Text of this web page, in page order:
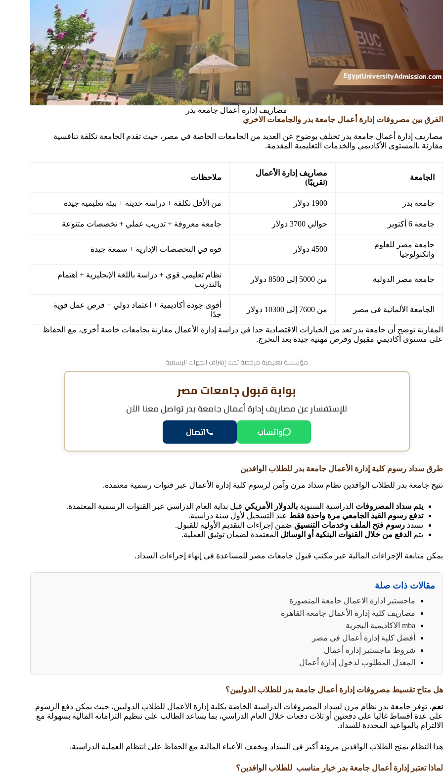
مصاريف إدارة أعمال جامعة بدر
الفرق بين مصروفات إدارة أعمال جامعة بدر والجامعات الاخري
مصاريف إدارة أعمال جامعة بدر تختلف بوضوح عن العديد من الجامعات الخاصة في مصر، حيث تقدم الجامعة تكلفة تنافسية
مقارنة بالمستوى الأكاديمي والخدمات التعليمية المقدمة.
الجامعة
مصاريف إدارة الأعمال
(تقريبًا)
ملاحظات
جامعة بدر 1900 دولار من الأقل تكلفة + دراسة حديثة + بيئة تعليمية جيدة
جامعة 6 أكتوبر حوالي 3700 دولار جامعة معروفة + تدريب عملي + تخصصات متنوعة
جامعة مصر للعلوم
واتكنولوجيا
4500 دولار قوة في التخصصات الإدارية + سمعة جيدة
جامعة مصر الدولية من 5000 إلى 8500 دولار
نظام تعليمي قوي + دراسة باللغة الإنجليزية + اهتمام
بالتدريب
الجامعة الألمانية فى مصر من 7600 إلى 10300 دولار
أقوى جودة أكاديمية + اعتماد دولي + فرص عمل قوية
جدًا
المقارنة توضح أن جامعة بدر تعد من الخيارات الاقتصادية جدا في دراسة إدارة الأعمال مقارنة بجامعات خاصة أخرى، مع الحفاظ
على مستوى أكاديمي مقبول وفرص مهنية جيدة بعد التخرج.
مؤسسة تعليمية مرخصة تحت إشراف الجهات الرسمية
بوابة قبول جامعات مصر
للإستفسار عنمصاريف إدارة أعمال جامعة بدرتواصل معنا الآن
واتساب اتصال
طرق سداد رسوم كلية إدارة الأعمال جامعة بدر للطلاب الوافدين
تتيح جامعة بدر للطلاب الوافدين نظام سداد مرن وآمن لرسوم كلية إدارة الأعمال عبر قنوات رسمية معتمدة.
يتم سداد المصروفات الدراسية السنوية بالدولار الأمريكي قبل بداية العام الدراسي عبر القنوات الرسمية المعتمدة.
تدفع رسوم القيد الجامعي مرة واحدة فقط عند التسجيل لأول سنة دراسية.
تسدد رسوم فتح الملف وخدمات التنسيق ضمن إجراءات التقديم الأولية للقبول.
يتم
الدفع من خلال القنوات البنكية أو الوسائل المعتمدة لضمان توثيق العملية.
يمكن متابعة الإجراءات المالية عبر مكتب قبول جامعات مصر للمساعدة في إنهاء إجراءات السداد.
مقالات ذات صلة
ماجستير ادارة الاعمال جامعة المنصورة
مصاريف كلية إدارة الأعمال جامعة القاهرة
mba الاكاديمية البحرية
أفضل كلية إدارة أعمال في مصر
شروط ماجستير إدارة أعمال
المعدل المطلوب لدخول إدارة أعمال
هل متاح تقسيط مصروفات إدارة أعمال جامعة بدر للطلاب الدوليين؟
نعم، توفر جامعة بدر نظام مرن لسداد المصروفات الدراسية الخاصة بكلية إدارة الأعمال للطلاب الدوليين، حيث يمكن دفع الرسوم
على عدة أقساط غالبا على دفعتين أو ثلاث دفعات خلال العام الدراسي، بما يساعد الطالب على تنظيم التزاماته المالية بسهولة مع
الالتزام بالمواعيد المحددة للسداد.
هذا النظام يمنح الطلاب الوافدين مرونة أكبر في السداد ويخفف الأعباء المالية مع الحفاظ على انتظام العملية الدراسية.
لماذا تعتبر إدارة أعمال جامعة بدر خيار مناسب للطلاب الوافدين؟